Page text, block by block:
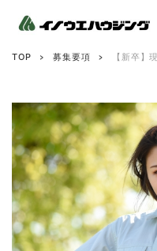
TOP 募集要項 【新卒】